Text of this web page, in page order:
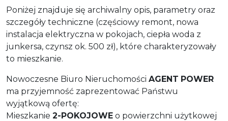
Poniżej znajduje się archiwalny opis, parametry oraz
szczegóły techniczne (częściowy remont, nowa
instalacja elektryczna w pokojach, ciepła woda z
junkersa, czynsz ok. 500 zł), które charakteryzowały
to mieszkanie.
Nowoczesne Biuro Nieruchomości AGENT POWER
ma przyjemność zaprezentować Państwu
wyjątkową ofertę:
Mieszkanie 2-POKOJOWE o powierzchni użytkowej